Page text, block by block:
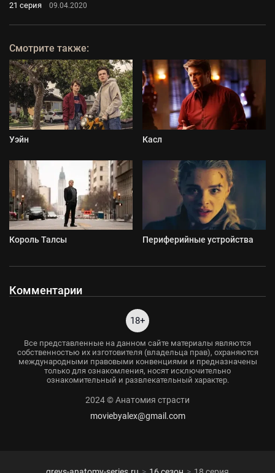
21 серия 09.04.2020
Смотрите также:
Уэйн Касл
Король Талсы Периферийные устройства
Комментарии
18+
Все представленные на данном сайте материалы являются
собственностью их изготовителя (владельца прав), охраняются
международными правовыми конвенциями и предназначены
только для ознакомления, носят исключительно
ознакомительный и развлекательный характер.
2024 © Анатомия страсти
moviebyalex@gmail.com